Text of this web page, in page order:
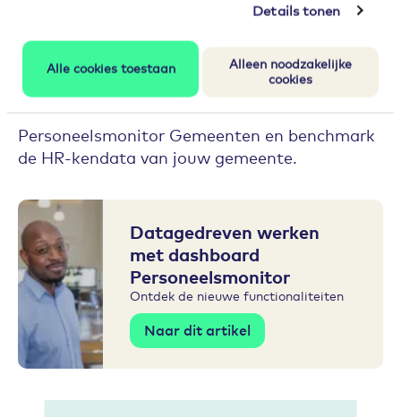
Details tonen
Alle cookies toestaan
Alleen noodzakelijke
cookies
Benieuwd waar jouw
gemeente staat?
Ga aan de slag met het dashboard van de
Personeelsmonitor Gemeenten en benchmark
de HR-kendata van jouw gemeente.
Datagedreven werken
met dashboard
Personeelsmonitor
Ontdek de nieuwe functionaliteiten
Naar dit artikel